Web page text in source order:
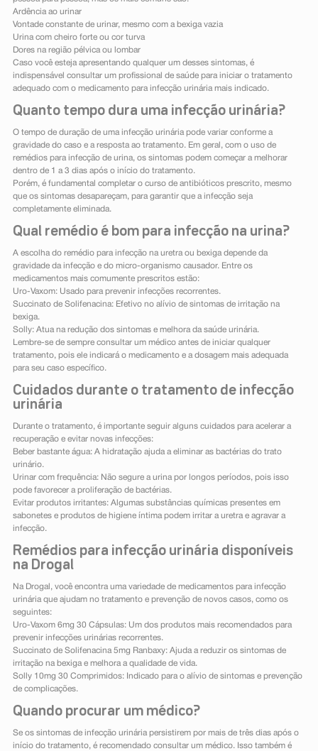
Ardência ao urinar
Vontade constante de urinar, mesmo com a bexiga vazia
Urina com cheiro forte ou cor turva
Dores na região pélvica ou lombar
Caso você esteja apresentando qualquer um desses sintomas, é
indispensável consultar um profissional de saúde para iniciar o tratamento
adequado com o medicamento para infecção urinária mais indicado.
Quanto tempo dura uma infecção urinária?
O tempo de duração de uma infecção urinária pode variar conforme a
gravidade do caso e a resposta ao tratamento. Em geral, com o uso de
remédios para infecção de urina, os sintomas podem começar a melhorar
dentro de 1 a 3 dias após o início do tratamento.
Porém, é fundamental completar o curso de antibióticos prescrito, mesmo
que os sintomas desapareçam, para garantir que a infecção seja
completamente eliminada.
Qual remédio é bom para infecção na urina?
A escolha do remédio para infecção na uretra ou bexiga depende da
gravidade da infecção e do micro-organismo causador. Entre os
medicamentos mais comumente prescritos estão:
Uro-Vaxom: Usado para prevenir infecções recorrentes.
Succinato de Solifenacina: Efetivo no alívio de sintomas de irritação na
bexiga.
Solly: Atua na redução dos sintomas e melhora da saúde urinária.
Lembre-se de sempre consultar um médico antes de iniciar qualquer
tratamento, pois ele indicará o medicamento e a dosagem mais adequada
para seu caso específico.
Cuidados durante o tratamento de infecção
urinária
Durante o tratamento, é importante seguir alguns cuidados para acelerar a
recuperação e evitar novas infecções:
Beber bastante água: A hidratação ajuda a eliminar as bactérias do trato
urinário.
Urinar com frequência: Não segure a urina por longos períodos, pois isso
pode favorecer a proliferação de bactérias.
Evitar produtos irritantes: Algumas substâncias químicas presentes em
sabonetes e produtos de higiene íntima podem irritar a uretra e agravar a
infecção.
Remédios para infecção urinária disponíveis
na Drogal
Na Drogal, você encontra uma variedade de medicamentos para infecção
urinária que ajudam no tratamento e prevenção de novos casos, como os
seguintes:
Uro-Vaxom 6mg 30 Cápsulas: Um dos produtos mais recomendados para
prevenir infecções urinárias recorrentes.
Succinato de Solifenacina 5mg Ranbaxy: Ajuda a reduzir os sintomas de
irritação na bexiga e melhora a qualidade de vida.
Solly 10mg 30 Comprimidos: Indicado para o alívio de sintomas e prevenção
de complicações.
Quando procurar um médico?
Se os sintomas de infecção urinária persistirem por mais de três dias após o
início do tratamento, é recomendado consultar um médico. Isso também é